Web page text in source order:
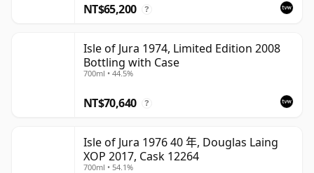
NT$65,200 ?
Isle of Jura 1974, Limited Edition 2008
Bottling with Case
700ml • 44.5%
NT$70,640 ?
Isle of Jura 1976 40 年, Douglas Laing
XOP 2017, Cask 12264
700ml • 54.1%